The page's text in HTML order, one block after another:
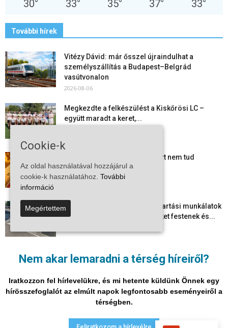
Nem akar lemaradni a térség híreiről?
Iratkozzon fel hírlevelükre, és mi hetente küldünk Önnek egy
hírösszefoglalót az elmúlt napok legfontosabb eseményeiről a
térségben.
30° 33° 35° 37° 33°
További hírek
Vitézy Dávid: már ősszel újraindulhat a
személyszállítás a Budapest–Belgrád
vasútvonalon
2026-08-06
Megkezdte a felkészülést a Kiskőrösi LC –
együtt maradt a keret,...
Mi történik Európa felett? Ezért nem tud
szabadulni a kontinens a...
2026-08-05
Folyamatosak a nyári karbantartási munkálatok
Kiskőrösön – útburkolati jeleket festenek és...
Több száz gyorshajtót és ittas sofőrt szűrtek ki
Bács-Kiskun útjain –...
2026-08-04
Adatvédelmi nyilatkozat Médiaajánlat Impresszum
Cookie-k
Az oldal használatával hozzájárul a
cookie-k használatához. További
információ
Megértettem